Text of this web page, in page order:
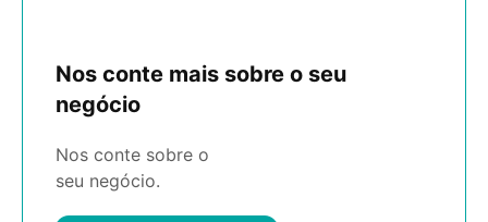
Nos conte mais sobre o seu
negócio
Nos conte sobre o
seu negócio.